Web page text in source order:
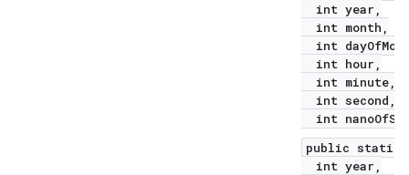
int year,
int month,
int
int hour,
int minute,
int second,
int
public static
int year,